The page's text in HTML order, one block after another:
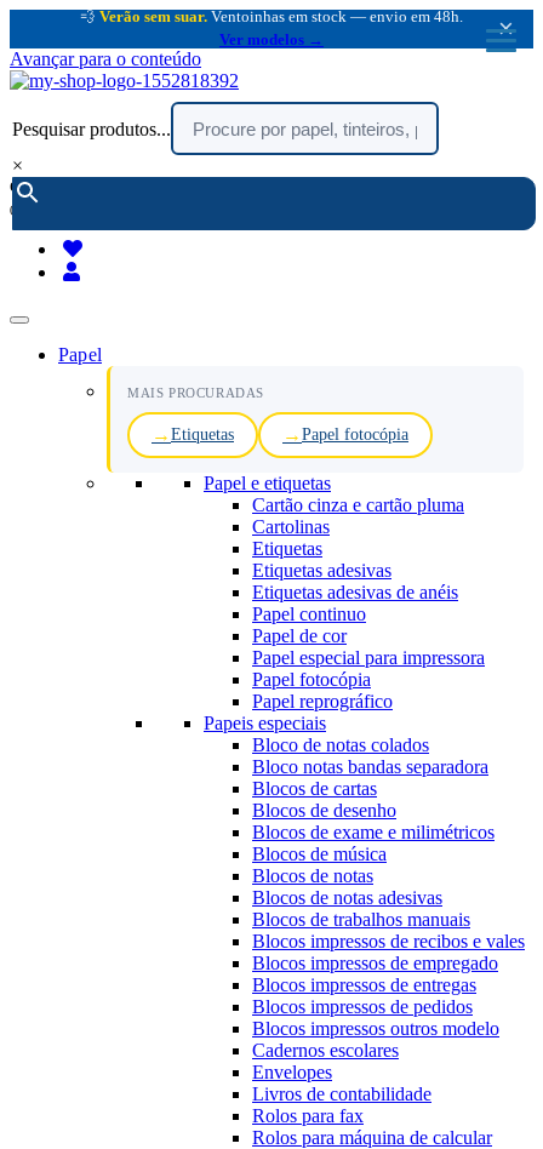
💨 Verão sem suar. Ventoinhas em stock — envio em 48h.
Ver modelos →
×
Avançar para o conteúdo
Pesquisar produtos...
×
encomendar por telefone :
(chamada rede fixa nacional)
Papel
MAIS PROCURADAS
Etiquetas Papel fotocópia
Papel e etiquetas
Cartão cinza e cartão pluma
Cartolinas
Etiquetas
Etiquetas adesivas
Etiquetas adesivas de anéis
Papel continuo
Papel de cor
Papel especial para impressora
Papel fotocópia
Papel reprográfico
Papeis especiais
Bloco de notas colados
Bloco notas bandas separadora
Blocos de cartas
Blocos de desenho
Blocos de exame e milimétricos
Blocos de música
Blocos de notas
Blocos de notas adesivas
Blocos de trabalhos manuais
Blocos impressos de recibos e vales
Blocos impressos de empregado
Blocos impressos de entregas
Blocos impressos de pedidos
Blocos impressos outros modelo
Cadernos escolares
Envelopes
Livros de contabilidade
Rolos para fax
Rolos para máquina de calcular